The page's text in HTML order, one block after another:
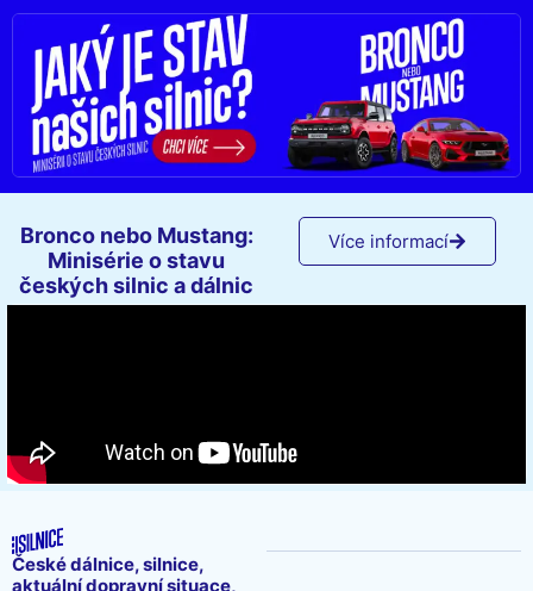
Bronco nebo Mustang:
Minisérie o stavu
českých silnic a dálnic
Více informací
České dálnice, silnice,
aktuální dopravní situace,